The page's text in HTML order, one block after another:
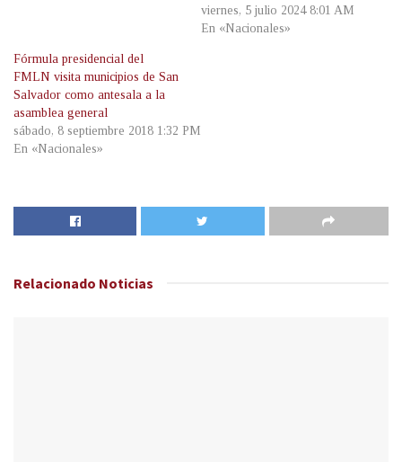
viernes, 5 julio 2024 8:01 AM
En «Nacionales»
Fórmula presidencial del
FMLN visita municipios de San
Salvador como antesala a la
asamblea general
sábado, 8 septiembre 2018 1:32 PM
En «Nacionales»
Relacionado Noticias